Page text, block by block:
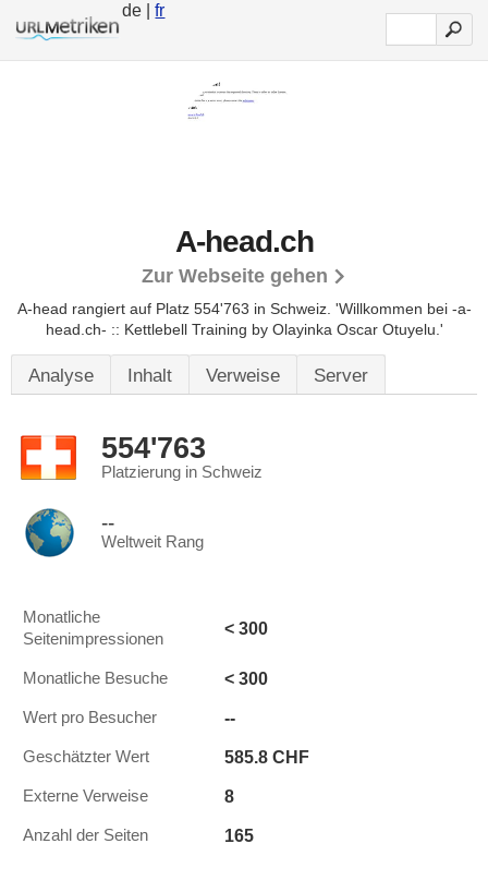
de |fr
A-head.ch
Zur Webseite gehen
A-head rangiert auf Platz 554'763 in Schweiz. 'Willkommen bei -a-
head.ch- :: Kettlebell Training by Olayinka Oscar Otuyelu.'
Analyse Inhalt Verweise Server
554'763
Platzierung in Schweiz
--
Weltweit Rang
Monatliche
Seitenimpressionen
< 300
Monatliche Besuche < 300
Wert pro Besucher --
Geschätzter Wert 585.8 CHF
Externe Verweise 8
Anzahl der Seiten 165